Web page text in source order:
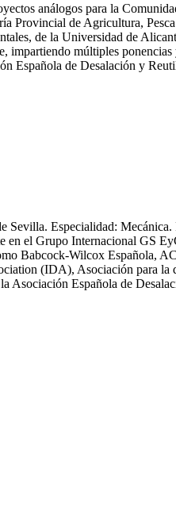
análogos para la
Provincial de Agricultura,
de la Universidad de
múltiples
Española de Desalación y
Especialidad:
el Grupo Internacional GS
Babcock-Wilcox
(IDA), Asociación para
Asociación Española de